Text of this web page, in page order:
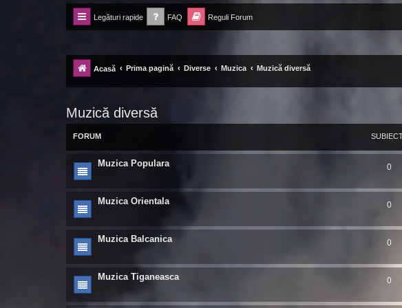
Legături rapide FAQ Reguli Forum
Forum Ecolomania™®
-= Idei pentru viitor =-
Acasă Prima pagină Diverse Muzica Muzică diversă
Muzică diversă
FORUM
Muzica Populara 0
Muzica Orientala 0
Muzica Balcanica 0
Muzica Tiganeasca 0